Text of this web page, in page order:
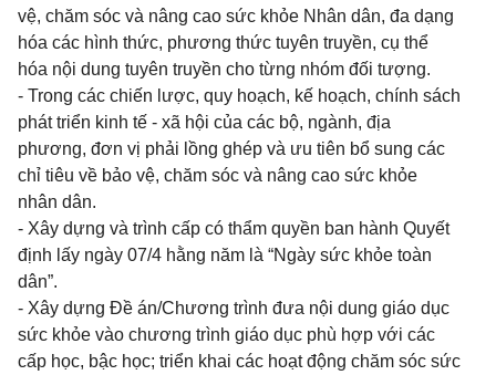
vệ, chăm sóc và nâng cao sức khỏe Nhân dân, đa dạng
hóa các hình thức, phương thức tuyên truyền, cụ thể
hóa nội dung tuyên truyền cho từng nhóm đối tượng.
- Trong các chiến lược, quy hoạch, kế hoạch, chính sách
phát triển kinh tế - xã hội của các bộ, ngành, địa
phương, đơn vị phải lồng ghép và ưu tiên bổ sung các
chỉ tiêu về bảo vệ, chăm sóc và nâng cao sức khỏe
nhân dân.
- Xây dựng và trình cấp có thẩm quyền ban hành Quyết
định lấy ngày 07/4 hằng năm là “Ngày sức khỏe toàn
dân”.
- Xây dựng Đề án/Chương trình đưa nội dung giáo dục
sức khỏe vào chương trình giáo dục phù hợp với các
cấp học, bậc học; triển khai các hoạt động chăm sóc sức